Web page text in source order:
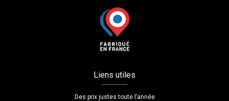
Liens utiles
Des prix justes toute l’année